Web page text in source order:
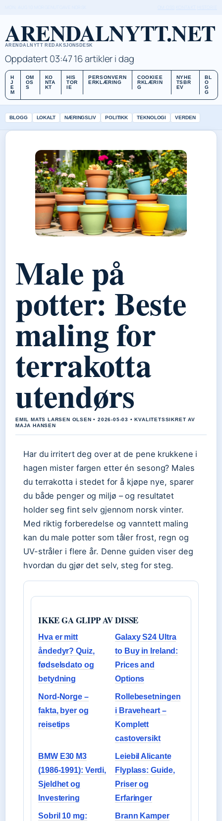
ARENDALNYTT.NET
ARENDALNYTT REDAKSJONSDESK
Oppdatert 03:4716 artikler i dag
H
J
E
M
OM
OS
S
KO
NTA
KT
HIS
TOR
IE
PERSONVERN
ERKLÆRING
COOKIEE
RKLÆRIN
G
NYHE
TSBR
EV
BL
O
G
G
BLOGG LOKALT NÆRINGSLIV POLITIKK TEKNOLOGI VERDEN
Male på
potter: Beste
maling for
terrakotta
utendørs
EMIL MATS LARSEN OLSEN • 2026-05-03 • KVALITETSSIKRET AV
MAJA HANSEN
Har du irritert deg over at de pene krukkene i
hagen mister fargen etter én sesong? Males
du terrakotta i stedet for å kjøpe nye, sparer
du både penger og miljø – og resultatet
holder seg fint selv gjennom norsk vinter.
Med riktig forberedelse og vanntett maling
kan du male potter som tåler frost, regn og
UV-stråler i flere år. Denne guiden viser deg
hvordan du gjør det selv, steg for steg.
IKKE GA GLIPP AV DISSE
Hva er mitt
åndedyr? Quiz,
fødselsdato og
betydning
Galaxy S24 Ultra
to Buy in Ireland:
Prices and
Options
Nord-Norge –
fakta, byer og
reisetips
Rollebesetningen
i Braveheart –
Komplett
castoversikt
BMW E30 M3
(1986-1991): Verdi,
Sjeldhet og
Investering
Leiebil Alicante
Flyplass: Guide,
Priser og
Erfaringer
Sobril 10 mg:
Brann Kamper